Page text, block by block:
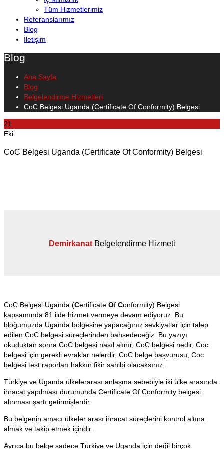
Tüm Hizmetlerimiz
Referanslarımız
Blog
İletişim
Blog
Ana Sayfa
Blog
Belgelendirme Hizmetleri
CoC Belgesi Uganda (Certificate Of Conformity) Belgesi
21
Eki
CoC Belgesi Uganda (Certificate Of Conformity) Belgesi
DemirkanatBelgelendirme Hizmeti
CoC Belgesi Uganda (Certificate Of Conformity) Belgesi
kapsamında 81 ilde hizmet vermeye devam ediyoruz. Bu
bloğumuzda Uganda bölgesine yapacağınız sevkiyatlar için talep
edilen CoC belgesi süreçlerinden bahsedeceğiz. Bu yazıyı
okuduktan sonra CoC belgesi nasıl alınır, CoC belgesi nedir, Coc
belgesi için gerekli evraklar nelerdir, CoC belge başvurusu, Coc
belgesi test raporları hakkın fikir sahibi olacaksınız.
Türkiye ve Uganda ülkelerarası anlaşma sebebiyle iki ülke arasında
ihracat yapılması durumunda Certificate Of Conformity belgesi
alınması şartı getirmişlerdir.
Bu belgenin amacı ülkeler arası ihracat süreçlerini kontrol altına
almak ve takip etmek içindir.
Ayrıca bu belge sadece Türkiye ve Uganda için değil birçok